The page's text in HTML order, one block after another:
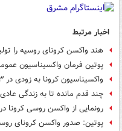
اخبار مرتبط
هند واکسن کرونای روسیه را
پوتین فرمان واکسیناسیون
واکسیناسیون کرونا به زودی در ۳ کشور آغاز می‌شود
چند قدم مانده تا به زندگی عادی
رونمایی از واکسن روسی کرونا
پوتین: صدور واکسن کرونای